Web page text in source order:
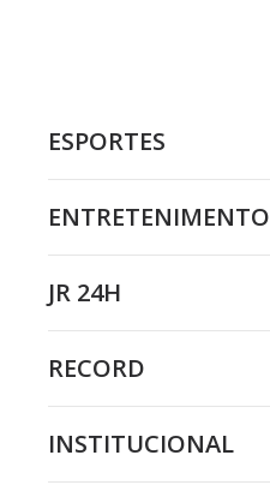
ESPORTES
ENTRETENIMENTO
JR 24H
RECORD
INSTITUCIONAL